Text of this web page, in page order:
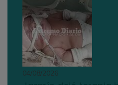
04/08/2026